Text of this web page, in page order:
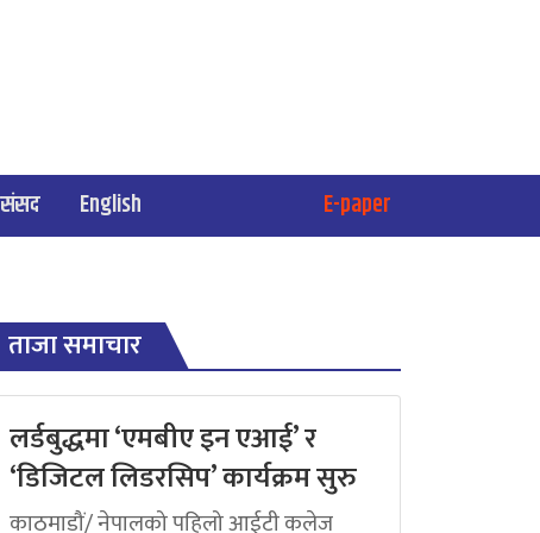
संसद English E-paper
ताजा समाचार
लर्डबुद्धमा ‘एमबीए इन एआई’ र
‘डिजिटल लिडरसिप’ कार्यक्रम सुरु
काठमाडौं/ नेपालको पहिलो आईटी कलेज